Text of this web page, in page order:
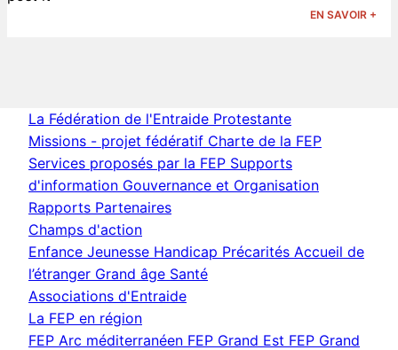
EN SAVOIR +
La Fédération de l'Entraide Protestante
Missions - projet fédératif Charte de la FEP
Services proposés par la FEP Supports
d'information Gouvernance et Organisation
Rapports Partenaires
Champs d'action
Enfance Jeunesse Handicap Précarités Accueil de
l’étranger Grand âge Santé
Associations d'Entraide
La FEP en région
FEP Arc méditerranéen FEP Grand Est FEP Grand